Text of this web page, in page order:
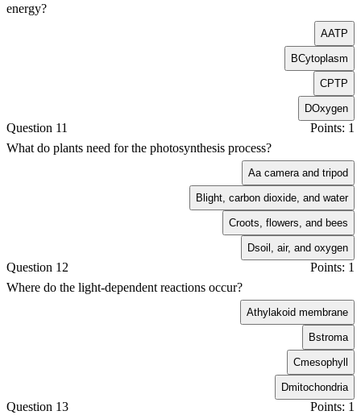
energy?
AATP
BCytoplasm
CPTP
DOxygen
Question 11
Points: 1
What do plants need for the photosynthesis process?
Aa camera and tripod
Blight, carbon dioxide, and water
Croots, flowers, and bees
Dsoil, air, and oxygen
Question 12
Points: 1
Where do the light-dependent reactions occur?
Athylakoid membrane
Bstroma
Cmesophyll
Dmitochondria
Question 13
Points: 1